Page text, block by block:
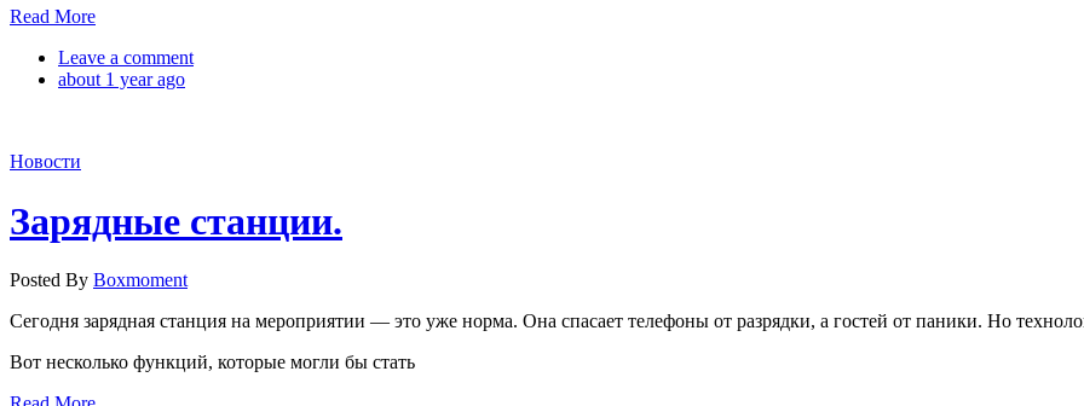
Read More
Leave a comment
about 1 year ago
Новости
Зарядные станции.
Posted By Boxmoment
Сегодня зарядная станция на мероприятии — это уже норма. Она спасает телефоны от разрядки, а гостей от паники. Но
Вот несколько функций, которые могли бы стать